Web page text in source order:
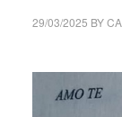
29/03/2025 BY